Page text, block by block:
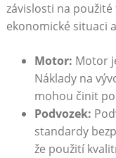
závislosti na
‍ekonomické situaci
Motor: Motor
Náklady na
⁢mohou činit
Podvozek:
standardy
že použití